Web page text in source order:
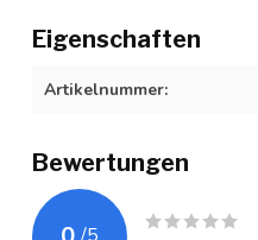
Eigenschaften
Artikelnummer:
Bewertungen